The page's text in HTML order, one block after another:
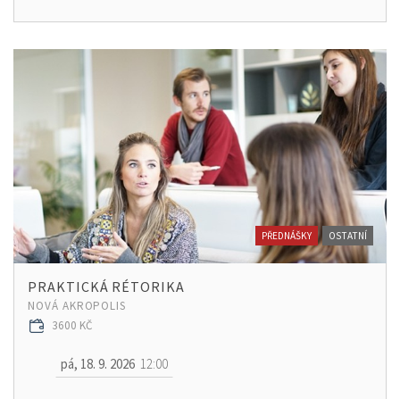
PŘEDNÁŠKY OSTATNÍ
PRAKTICKÁ RÉTORIKA
NOVÁ AKROPOLIS
3600 KČ
pá, 18. 9. 2026 12:00